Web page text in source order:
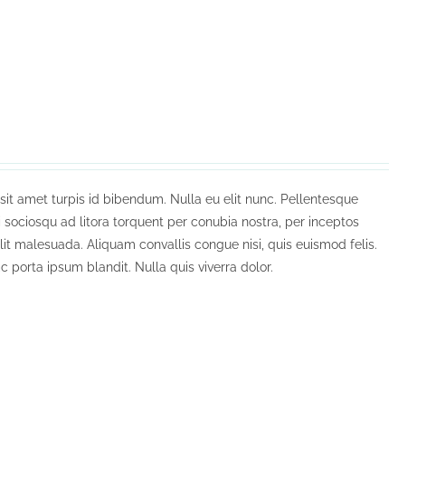
amet turpis id bibendum. Nulla eu elit nunc. Pellentesque
ad litora torquent per conubia nostra, per inceptos
malesuada. Aliquam convallis congue nisi, quis euismod felis.
porta ipsum blandit. Nulla quis viverra dolor.